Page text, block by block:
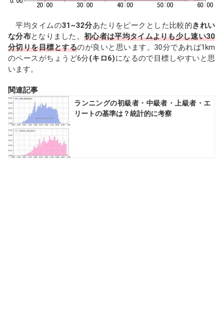
平均タイムの31~32分あたりをピークとした比較的きれい
な分布となりました。初心者は平均タイムよりも少し速い30
分切りを目標とするのが良いと思います。30分であれば1km
のペースがちょうど6分(キロ6)になるので目標しやすいと思
います。
関連記事
ランニングの初級者・中級者・上級者・エ
リートの基準は？統計的に考察